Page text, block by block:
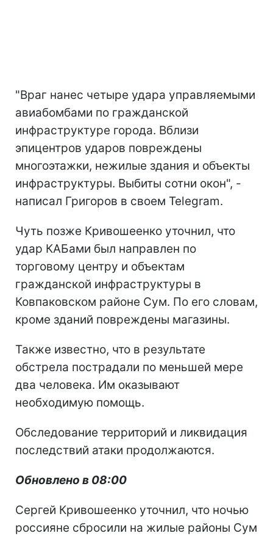
"Враг нанес четыре удара управляемыми
авиабомбами по гражданской
инфраструктуре города. Вблизи
эпицентров ударов повреждены
многоэтажки, нежилые здания и объекты
инфраструктуры. Выбиты сотни окон", -
написал Григоров в своем Telegram.
Чуть позже Кривошеенко уточнил, что
удар КАБами был направлен по
торговому центру и объектам
гражданской инфраструктуры в
Ковпаковском районе Сум. По его словам,
кроме зданий повреждены магазины.
Также известно, что в результате
обстрела пострадали по меньшей мере
два человека. Им оказывают
необходимую помощь.
Обследование территорий и ликвидация
последствий атаки продолжаются.
Обновлено в 08:00
Сергей Кривошеенко уточнил, что ночью
россияне сбросили на жилые районы Сум